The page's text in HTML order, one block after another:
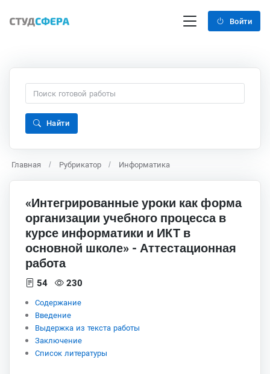
Войти
Найти
Главная Рубрикатор Информатика
«Интегрированные уроки как форма
организации учебного процесса в
курсе информатики и ИКТ в
основной школе» - Аттестационная
работа
54 230
Содержание
Введение
Выдержка из текста работы
Заключение
Список литературы